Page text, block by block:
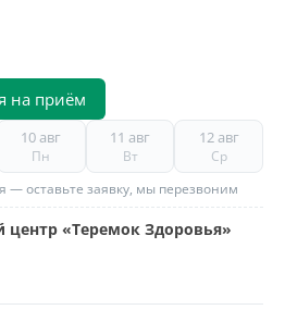
на приём
10 авг
Пн
11 авг
Вт
12 авг
Ср
— оставьте заявку, мы перезвоним
«Теремок Здоровья»